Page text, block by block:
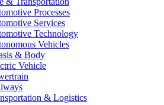
Processes
Services
Technology
Vehicles
& Body
Vehicle
& Logistics